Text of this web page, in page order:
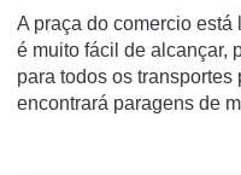
A praça do comercio
é muito fácil de alcançar,
para todos os
encontrará paragens de